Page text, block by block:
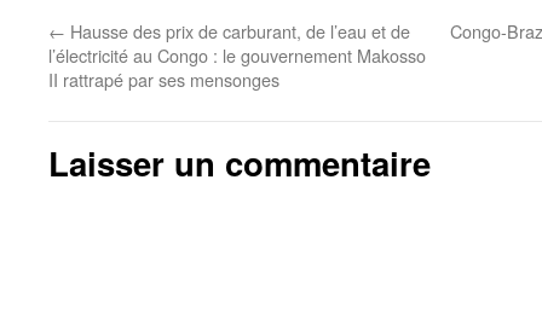
← Hausse des prix de carburant, de l’eau et de
l’électricité au Congo : le gouvernement Makosso
II rattrapé par ses mensonges
Congo-
Laisser un commentaire